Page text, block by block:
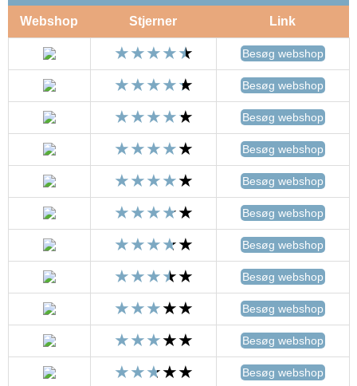
Webshop Stjerner Link
Besøg webshop
Besøg webshop
Besøg webshop
Besøg webshop
Besøg webshop
Besøg webshop
Besøg webshop
Besøg webshop
Besøg webshop
Besøg webshop
Besøg webshop